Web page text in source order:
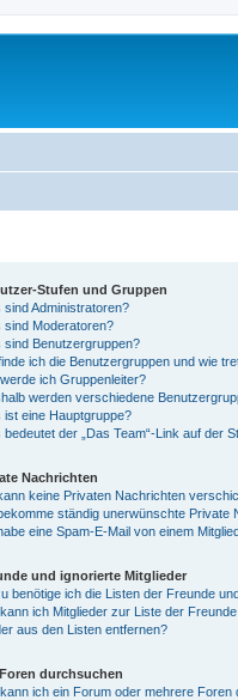
Stufen und Gruppen
sind Administratoren?
sind Moderatoren?
sind Benutzergruppen?
ich die Benutzergruppen und wie
ich Gruppenleiter?
werden verschiedene
ist eine Hauptgruppe?
bedeutet der „Das Team“-Link auf der
Nachrichten
keine Privaten Nachrichten
ständig unerwünschte Private
eine Spam-E-Mail von einem
und ignorierte Mitglieder
benötige ich die Listen der Freunde
ich Mitglieder zur Liste der
aus den Listen entfernen?
durchsuchen
ich ein Forum oder mehrere Foren